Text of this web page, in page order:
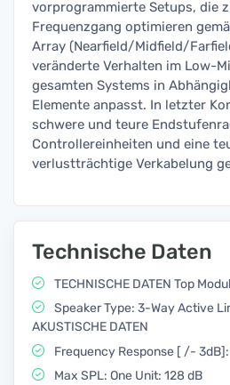
vorprogrammierte Setups, die
Frequenzgang optimieren
Array (Nearfield/Midfield/
veränderte Verhalten im Low-
gesamten Systems in
Elemente anpasst. In letzter
schwere und teure
Controllereinheiten und eine
verlustträchtige Verkabelung
Technische Daten
TECHNISCHE DATEN Top
Speaker Type: 3-Way Active
AKUSTISCHE DATEN
Frequency Response [ /-
Max SPL: One Unit: 128 dB